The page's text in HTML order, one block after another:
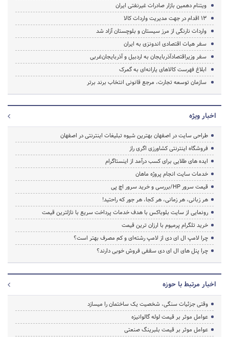
ویتنام دهمین بازار صادرات غیرنفتی ایران
۱۳ اقدام در جهت مدیریت واردات کالا
واردات نارنگی از مرز سیستان و بلوچستان آزاد شد
سفر هیات اقتصادی اندونزی به ایران
سفر وزیراقتصادآذربایجان به اردبیل و آذربایجان‌غربی
ابلاغ فهرست کالاهای یارانه‌ای به گمرک
سازمان توسعه تجارت، مرجع قانونی انتخاب برند برتر
اخبار ویژه
طراحی سایت در اصفهان بهترین شیوه تبلیغات اینترنتی در اصفهان
فروشگاه اینترنتی کشاورزی اگری راز
ایده های طلایی برای کسب درآمد از اینستاگرام
خدمات سایت انجام پروژه ماهان
قیمت سرور HP/بررسی و خرید سرور اچ پی
هر زبانی، هر زمانی، هر کجا، هر جور که راحتید!
رونمایی از سایت بلوباکس با هدف خدمات پرداخت سریع با نازلترین قیمت
خرید تلگرام پرمیوم با ارزان ترین قیمت
چرا لامپ ال ای دی از لامپ رشته‌ای و کم مصرف بهتر است؟
چرا پنل های ال ای دی سقفی فروش خوبی دارند؟
اخبار مرتبط با حوزه
وقتی جزئیات سنگی، شخصیت یک ساختمان را میسازد
عوامل موثر بر قیمت لوله گالوانیزه
عوامل موثر بر قیمت بلبرینگ صنعتی